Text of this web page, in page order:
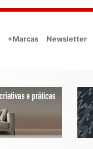
+Marcas Newsletter